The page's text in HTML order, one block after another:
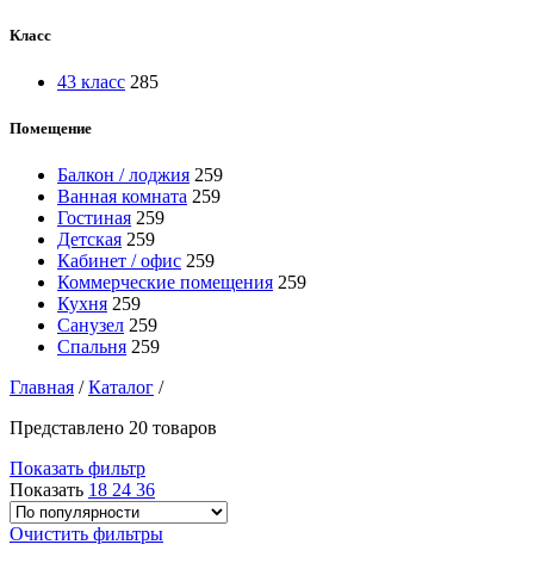
Класс
43 класс 285
Помещение
Балкон / лоджия 259
Ванная комната 259
Гостиная 259
Детская 259
Кабинет / офис 259
Коммерческие помещения 259
Кухня 259
Санузел 259
Спальня 259
Главная /Каталог /
Представлено 20 товаров
Показать фильтр
Показать 18 24 36
Очистить фильтры